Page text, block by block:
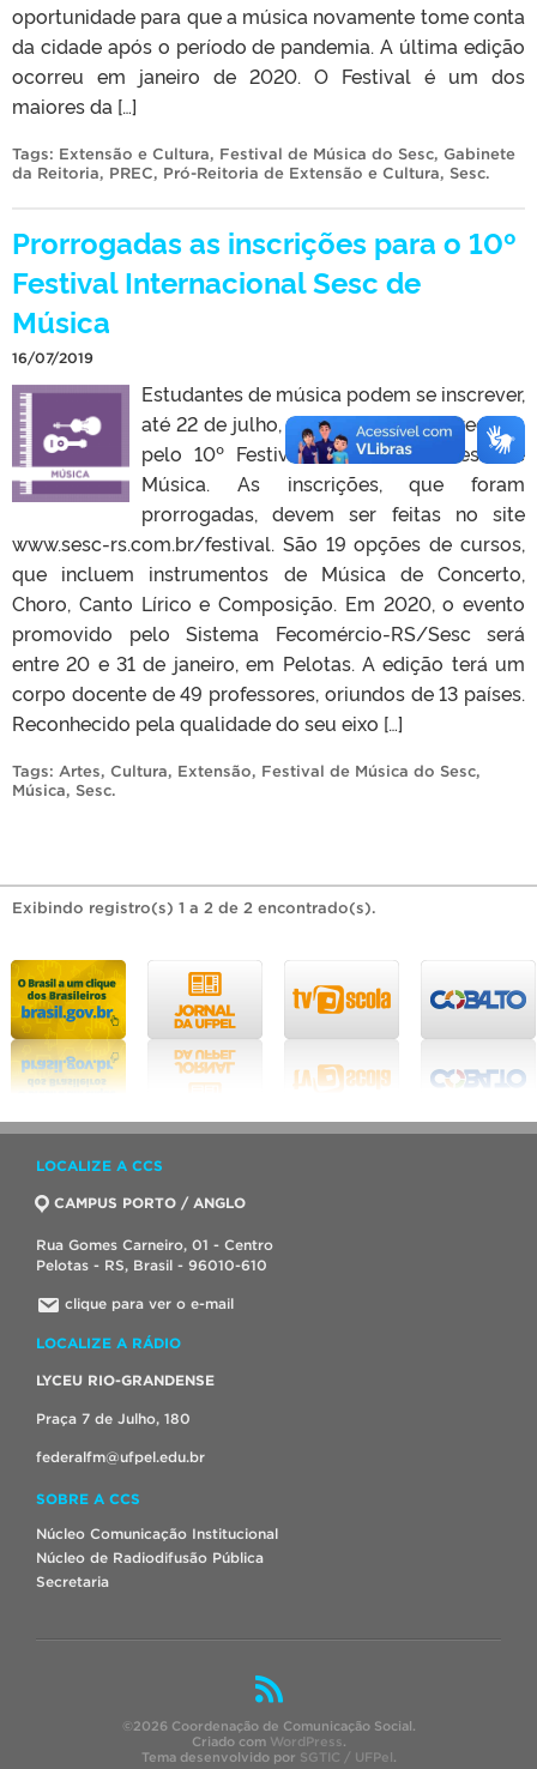
oportunidade para que a música novamente tome conta
da cidade após o período de pandemia. A última edição
ocorreu em janeiro de 2020. O Festival é um dos
maiores da […]
Tags: Extensão e Cultura, Festival de Música do Sesc, Gabinete
da Reitoria, PREC, Pró-Reitoria de Extensão e Cultura, Sesc.
Prorrogadas as inscrições para o 10º
Festival Internacional Sesc de
Música
16/07/2019
Estudantes de música podem se inscrever,
até 22 de julho, para os cursos oferecidos
pelo 10º Festival Internacional Sesc de
Música. As inscrições, que foram
prorrogadas, devem ser feitas no site
www.sesc-rs.com.br/festival. São 19 opções de cursos,
que incluem instrumentos de Música de Concerto,
Choro, Canto Lírico e Composição. Em 2020, o evento
promovido pelo Sistema Fecomércio-RS/Sesc será
entre 20 e 31 de janeiro, em Pelotas. A edição terá um
corpo docente de 49 professores, oriundos de 13 países.
Reconhecido pela qualidade do seu eixo […]
Tags: Artes, Cultura, Extensão, Festival de Música do Sesc,
Música, Sesc.
Exibindo registro(s) 1 a 2 de 2 encontrado(s).
LOCALIZE A CCS
CAMPUS PORTO / ANGLO
Rua Gomes Carneiro, 01 - Centro
Pelotas - RS, Brasil - 96010-610
clique para ver o e-mail
LOCALIZE A RÁDIO
LYCEU RIO-GRANDENSE
Praça 7 de Julho, 180
federalfm@ufpel.edu.br
SOBRE A CCS
Núcleo Comunicação Institucional
Núcleo de Radiodifusão Pública
Secretaria
©2026 Coordenação de Comunicação Social.
Criado com WordPress.
Tema desenvolvido por SGTIC / UFPel.